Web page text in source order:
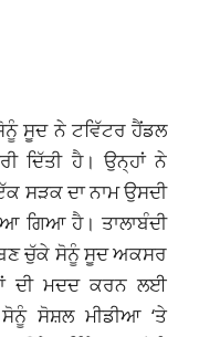
ਸੂਦ ਨੇ ਟਵਿੱਟਰ ਹੈਂਡਲ
ਦਿੱਤੀ ਹੈ। ਉਨ੍ਹਾਂ ਨੇ
ਸੜਕ ਦਾ ਨਾਮ ਉਸਦੀ
ਗਿਆ ਹੈ। ਤਾਲਾਬੰਦੀ
ਚੁੱਕੇ ਸੋਨੂੰ ਸੂਦ ਅਕਸਰ
ਦੀ ਮਦਦ ਕਰਨ ਲਈ
ਸੋਸ਼ਲ ਮੀਡੀਆ ‘ਤੇ